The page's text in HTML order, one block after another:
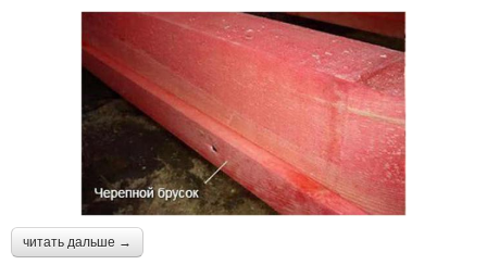
Перекрытие в
деревянном доме
Перекрытия в
деревянном доме
Перекрытия между
этажами
Перекрытия из плит
читать дальше →